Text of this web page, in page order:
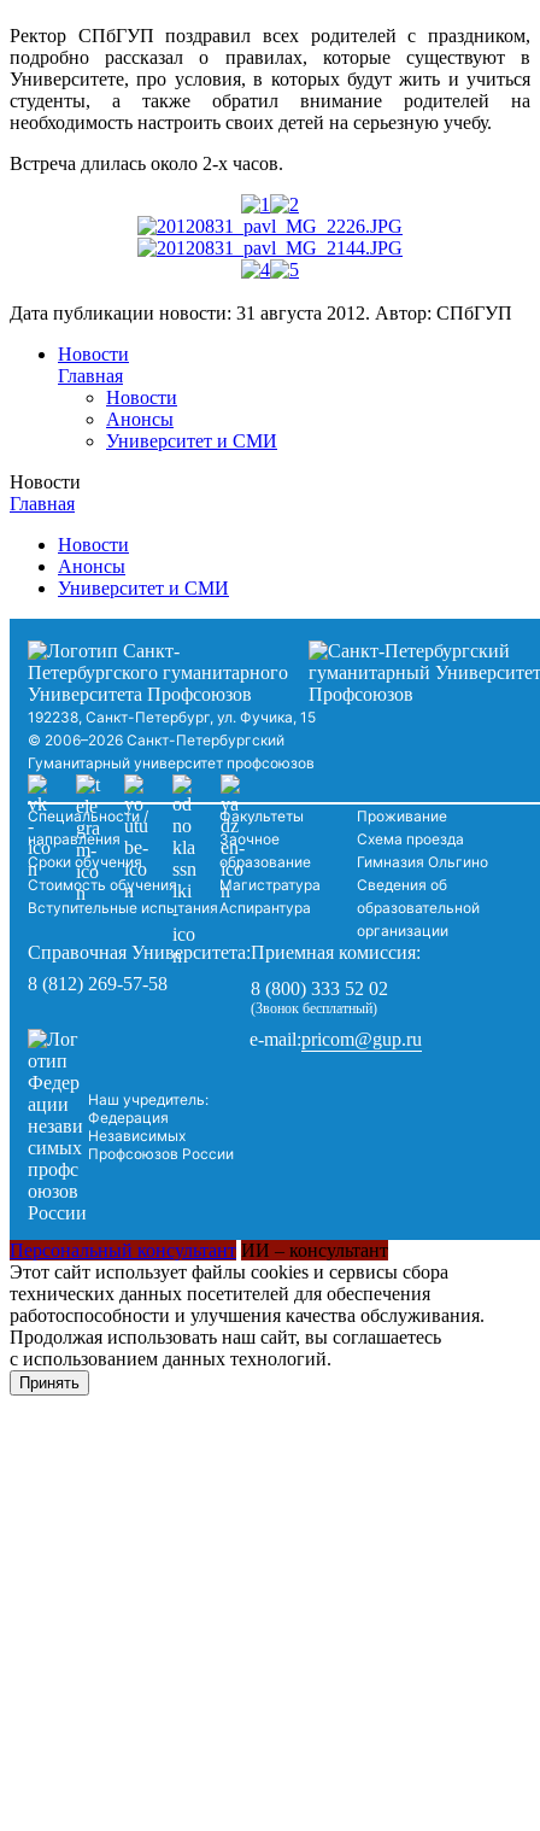
Ректор СПбГУП поздравил всех родителей с праздником,
подробно рассказал о правилах, которые существуют в
Университете, про условия, в которых будут жить и учиться
студенты, а также обратил внимание родителей на
необходимость настроить своих детей на серьезную учебу.
Встреча длилась около 2-х часов.
Дата публикации новости: 31 августа 2012. Автор: СПбГУП
Новости
Главная
Новости
Анонсы
Университет и СМИ
Новости
Главная
Новости
Анонсы
Университет и СМИ
192238, Санкт-Петербург, ул. Фучика, 15
© 2006–2026 Санкт-Петербургский
Гуманитарный университет профсоюзов
Специальности /
направления
Сроки обучения
Стоимость обучения
Вступительные испытания
Факультеты
Заочное
образование
Магистратура
Аспирантура
Проживание
Схема проезда
Гимназия Ольгино
Сведения об
образовательной
организации
Справочная Университета:
8 (812) 269-57-58
Приемная комиссия:
8 (800) 333 52 02
(Звонок бесплатный)
Наш учредитель:
Федерация
Независимых
Профсоюзов России
e-mail:pricom@gup.ru
Персональный консультант ИИ – консультант
Этот сайт использует файлы cookies и сервисы сбора
технических данных посетителей для обеспечения
работоспособности и улучшения качества обслуживания.
Продолжая использовать наш сайт, вы соглашаетесь
с использованием данных технологий.
Принять